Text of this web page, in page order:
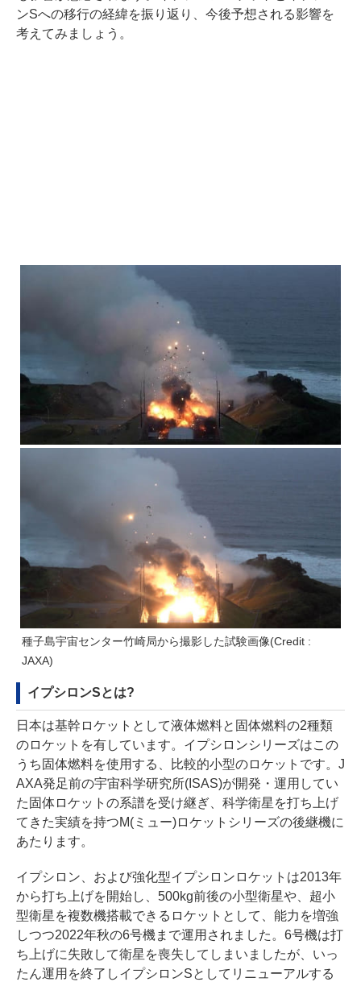
ンSへの移行の経緯を振り返り、今後予想される影響を
考えてみましょう。
種子島宇宙センター竹崎局から撮影した試験画像(Credit :
JAXA)
イプシロンSとは?
日本は基幹ロケットとして液体燃料と固体燃料の2種類
のロケットを有しています。イプシロンシリーズはこの
うち固体燃料を使用する、比較的小型のロケットです。J
AXA発足前の宇宙科学研究所(ISAS)が開発・運用してい
た固体ロケットの系譜を受け継ぎ、科学衛星を打ち上げ
てきた実績を持つM(ミュー)ロケットシリーズの後継機に
あたります。
イプシロン、および強化型イプシロンロケットは2013年
から打ち上げを開始し、500kg前後の小型衛星や、超小
型衛星を複数機搭載できるロケットとして、能力を増強
しつつ2022年秋の6号機まで運用されました。6号機は打
ち上げに失敗して衛星を喪失してしまいましたが、いっ
たん運用を終了しイプシロンSとしてリニューアルする